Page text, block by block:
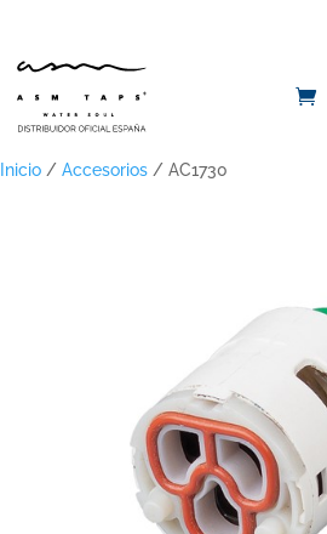
Inicio / Accesorios / AC1730